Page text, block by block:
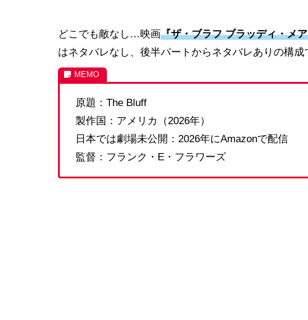
どこでも敵なし…映画『ザ・ブラフ ブラッディ・メ
はネタバレなし、後半パートからネタバレありの構成
原題：The Bluff
製作国：アメリカ（2026年）
日本では劇場未公開：2026年にAmazonで配信
監督：フランク・E・フラワーズ